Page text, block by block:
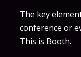
The key
conference or
This is Booth.